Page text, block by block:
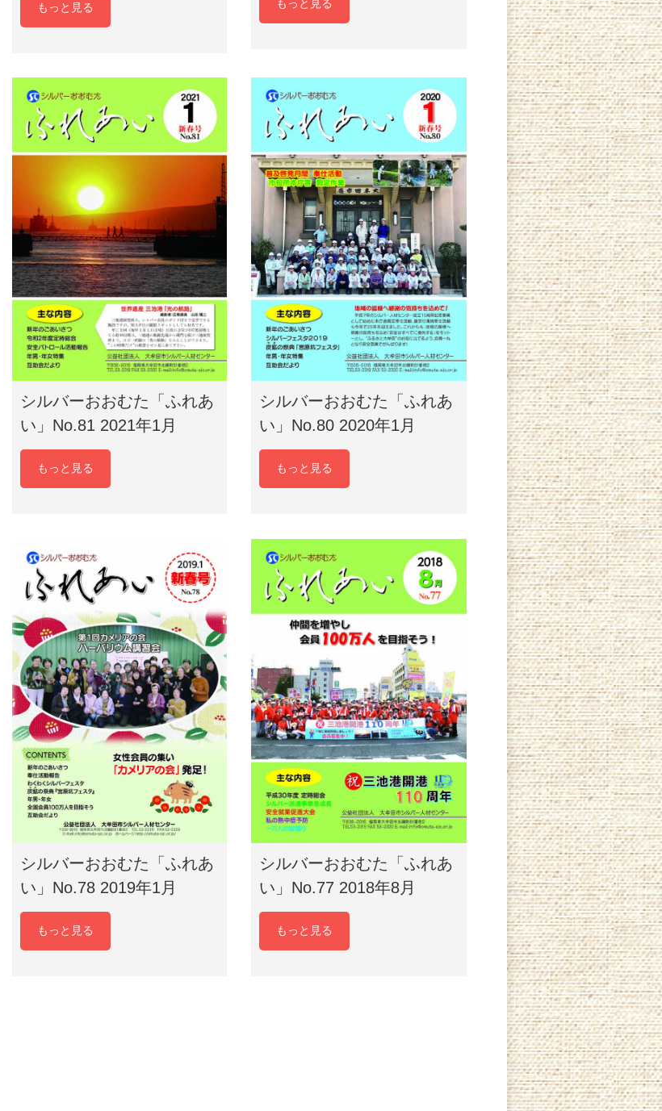
もっと見る もっと見る
シルバーおおむた「ふれあ
い」No.81 2021年1月
もっと見る
シルバーおおむた「ふれあ
い」No.80 2020年1月
もっと見る
シルバーおおむた「ふれあ
い」No.78 2019年1月
もっと見る
シルバーおおむた「ふれあ
い」No.77 2018年8月
もっと見る